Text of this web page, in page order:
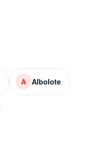
A Albolote